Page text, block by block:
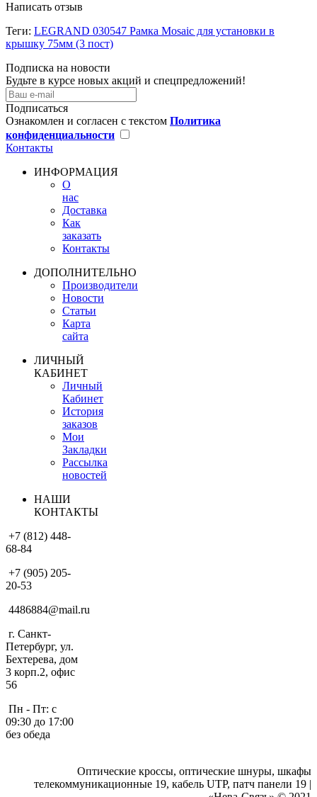
Написать отзыв
Теги: LEGRAND 030547 Рамка Mosaic для установки в
крышку 75мм (3 пост)
Подписка на новости
Будьте в курсе новых акций и спецпредложений!
Подписаться
Ознакомлен и согласен с текстом Политика
конфиденциальности
Контакты
ИНФОРМАЦИЯ
О
нас
Доставка
Как
заказать
Контакты
ДОПОЛНИТЕЛЬНО
Производители
Новости
Статьи
Карта
сайта
ЛИЧНЫЙ
КАБИНЕТ
Личный
Кабинет
История
заказов
Мои
Закладки
Рассылка
новостей
НАШИ
КОНТАКТЫ
+7 (812) 448-
68-84
+7 (905) 205-
20-53
4486884@mail.ru
г. Санкт-
Петербург, ул.
Бехтерева, дом
3 корп.2, офис
56
Пн - Пт: с
09:30 до 17:00
без обеда
Оптические кроссы, оптические шнуры, шкафы
телекоммуникационные 19, кабель UTP, патч панели 19 |